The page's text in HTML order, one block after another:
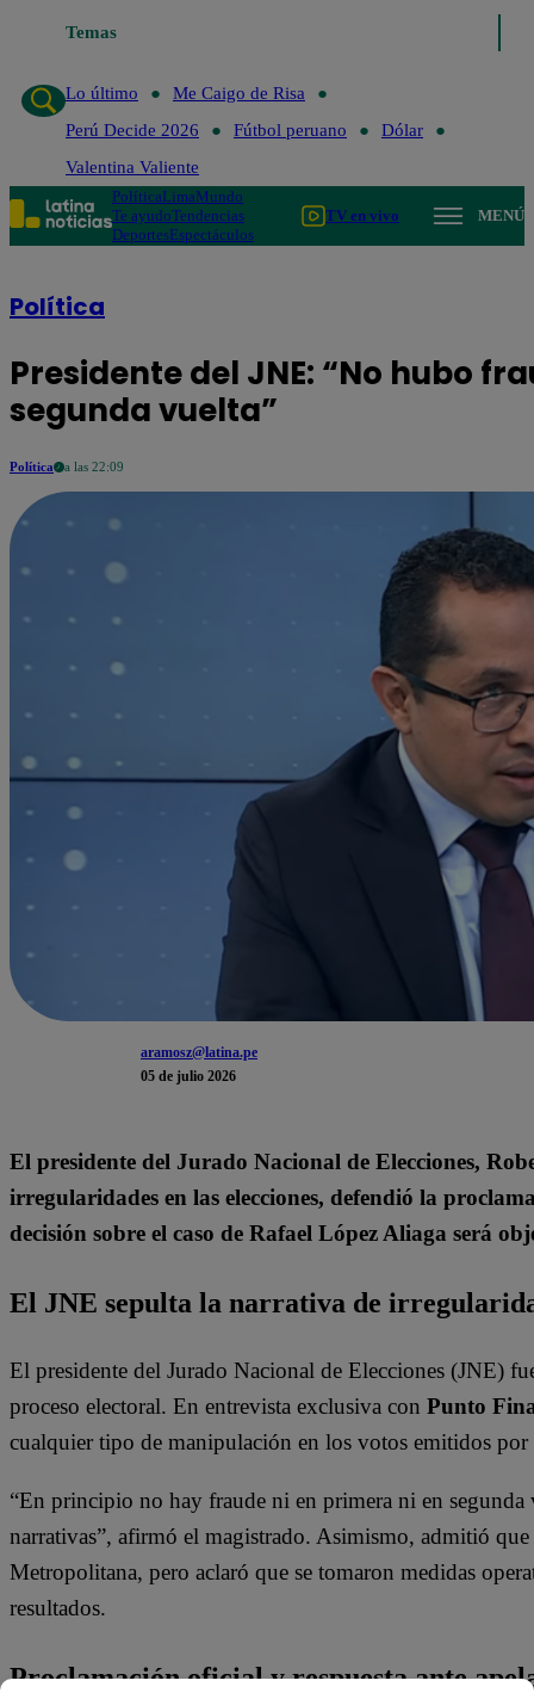
Temas
Lo último
Me Caigo de Risa
Perú Decide 2026
Fútbol peruano
Dólar
Valentina Valiente
PolíticaLimaMundo
Te ayudoTendencias
DeportesEspectáculos
TV en vivo MENÚ
Política
Presidente del JNE: “No hubo
segunda vuelta”
Política a las 22:09
aramosz@latina.pe
05 de julio 2026
El presidente del Jurado Nacional de Elecciones,
irregularidades en las elecciones, defendió la
decisión sobre el caso de Rafael López Aliaga será
El JNE sepulta la narrativa de
El presidente del Jurado Nacional de Elecciones (JNE)
proceso electoral. En entrevista exclusiva con Punto
cualquier tipo de manipulación en los votos emitidos por
“En principio no hay fraude ni en primera ni en segunda
narrativas”, afirmó el magistrado. Asimismo, admitió
Metropolitana, pero aclaró que se tomaron medidas
resultados.
Proclamación oficial y respuesta ante